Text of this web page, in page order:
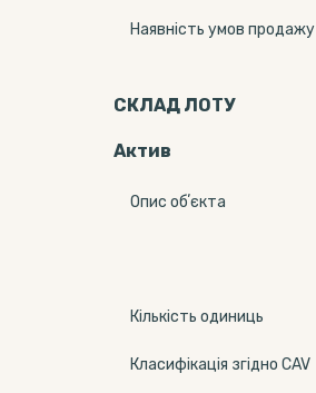
Наявність умов продажу
СКЛАД ЛОТУ
Актив
Опис обʼєкта
Кількість одиниць
Класифікація згідно CAV